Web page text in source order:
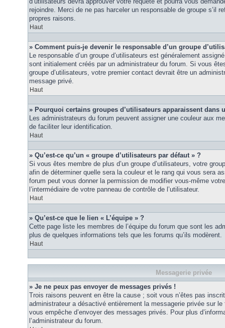
rejoindre. Merci de ne pas harceler un responsable de groupe s’il
propres raisons.
Haut
» Comment puis-je devenir le responsable d’un groupe
Le responsable d’un groupe d’utilisateurs est généralement
sont initialement créés par un administrateur du forum. Si vous
groupe d’utilisateurs, votre premier contact devrait être un
message privé.
Haut
» Pourquoi certains groupes d’utilisateurs apparaissent dans
Les administrateurs du forum peuvent assigner une couleur aux
de faciliter leur identification.
Haut
» Qu’est-ce qu’un « groupe d’utilisateurs par défaut » ?
Si vous êtes membre de plus d’un groupe d’utilisateurs, votre
afin de déterminer quelle sera la couleur et le rang qui vous sera
forum peut vous donner la permission de modifier vous-même
l’intermédiaire de votre panneau de contrôle de l’utilisateur.
Haut
» Qu’est-ce que le lien « L’équipe » ?
Cette page liste les membres de l’équipe du forum que sont les
plus de quelques informations tels que les forums qu’ils modèrent.
Haut
Messagerie privée
» Je ne peux pas envoyer de messages privés !
Trois raisons peuvent en être la cause ; soit vous n’êtes pas
administrateur a désactivé entièrement la messagerie privée sur
vous empêche d’envoyer des messages privés. Pour plus
l’administrateur du forum.